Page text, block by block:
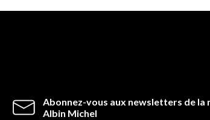
Abonnez-vous aux newsletters de la
Albin Michel